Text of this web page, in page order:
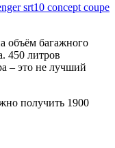
srt10 concept coupe
объём багажного
450 литров
– это не лучший
получить 1900